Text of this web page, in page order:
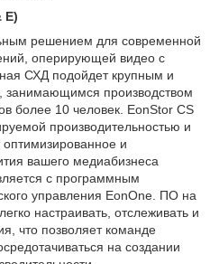
E)
решением для современной
оперирующей видео с
СХД подойдет крупным и
производством
более 10 человек. EonStor CS
производительностью и
и
вашего медиабизнеса
с программным
управления EonOne. ПО на
настраивать, отслеживать и
что позволяет команде
на создании